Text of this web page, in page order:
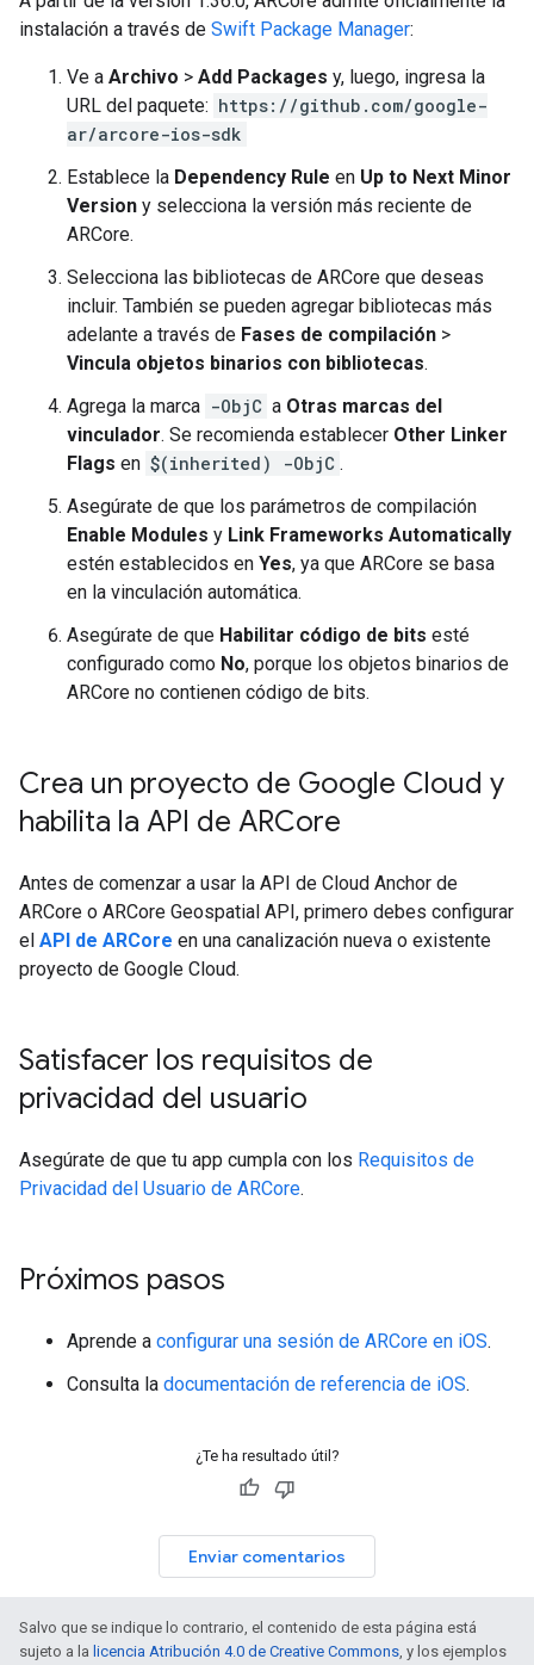
instalación a través de Swift Package Manager:
Ve a Archivo > Add Packages y, luego, ingresa la
URL del paquete: https://github.com/google-
ar/arcore-ios-sdk
Establece la Dependency Rule en Up to Next Minor
Version y selecciona la versión más reciente de
ARCore.
Selecciona las bibliotecas de ARCore que deseas
incluir. También se pueden agregar bibliotecas más
adelante a través de Fases de compilación >
Vincula objetos binarios con bibliotecas.
Agrega la marca -ObjC a Otras marcas del
vinculador. Se recomienda establecer Other Linker
Flags en $(inherited) -ObjC .
Asegúrate de que los parámetros de compilación
Enable Modules y Link Frameworks Automatically
estén establecidos en Yes, ya que ARCore se basa
en la vinculación automática.
Asegúrate de que Habilitar código de bits esté
configurado como No, porque los objetos binarios de
ARCore no contienen código de bits.
Crea un proyecto de Google Cloud y
habilita la API de ARCore
Antes de comenzar a usar la API de Cloud Anchor de
ARCore o ARCore Geospatial API, primero debes configurar
el API de ARCore en una canalización nueva o existente
proyecto de Google Cloud.
Satisfacer los requisitos de
privacidad del usuario
Asegúrate de que tu app cumpla con los Requisitos de
Privacidad del Usuario de ARCore.
Próximos pasos
Aprende a configurar una sesión de ARCore en iOS.
Consulta la documentación de referencia de iOS.
¿Te ha resultado útil?
Enviar comentarios
Salvo que se indique lo contrario, el contenido de esta página está
sujeto a la licencia Atribución 4.0 de Creative Commons, y los ejemplos